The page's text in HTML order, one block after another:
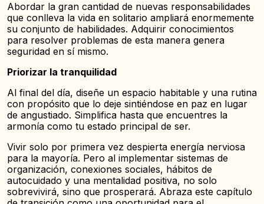
Abordar la gran cantidad de nuevas responsabilidades
que conlleva la vida en solitario ampliará enormemente
su conjunto de habilidades. Adquirir conocimientos
para resolver problemas de esta manera genera
seguridad en sí mismo.
Priorizar la tranquilidad
Al final del día, diseñe un espacio habitable y una rutina
con propósito que lo deje sintiéndose en paz en lugar
de angustiado. Simplifica hasta que encuentres la
armonía como tu estado principal de ser.
Vivir solo por primera vez despierta energía nerviosa
para la mayoría. Pero al implementar sistemas de
organización, conexiones sociales, hábitos de
autocuidado y una mentalidad positiva, no solo
sobrevivirá, sino que prosperará. Abraza este capítulo